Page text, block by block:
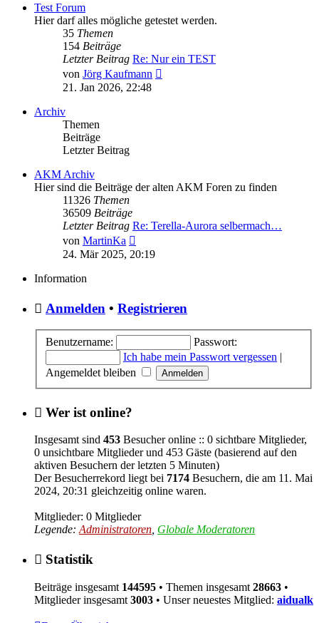
Test Forum
Hier darf alles mögliche getestet werden.
35 Themen
154 Beiträge
Letzter Beitrag Re: Nur ein TEST
von Jörg Kaufmann
21. Jan 2026, 22:48
Archiv
Themen
Beiträge
Letzter Beitrag
AKM Archiv
Hier sind die Beiträge der alten AKM Foren zu finden
11326 Themen
36509 Beiträge
Letzter Beitrag Re: Terella-Aurora selbermach…
von MartinKa
Beitrag
24. Mär 2025, 20:19
Information
Anmelden • Registrieren
Benutzername:
Passwort:
Ich habe mein Passwort vergessen |
Angemeldet bleiben
Wer ist online?
Insgesamt sind 453 Besucher online :: 0 sichtbare Mitglieder,
0 unsichtbare Mitglieder und 453 Gäste (basierend auf den
aktiven Besuchern der letzten 5 Minuten)
Der Besucherrekord liegt bei 7174 Besuchern, die am 11. Mai
2024, 20:31 gleichzeitig online waren.
Mitglieder: 0 Mitglieder
Legende: Administratoren Globale Moderatoren
Statistik
Beiträge insgesamt 144595 • Themen insgesamt 28663 •
Mitglieder insgesamt 3003 • Unser neuestes Mitglied: aidualk